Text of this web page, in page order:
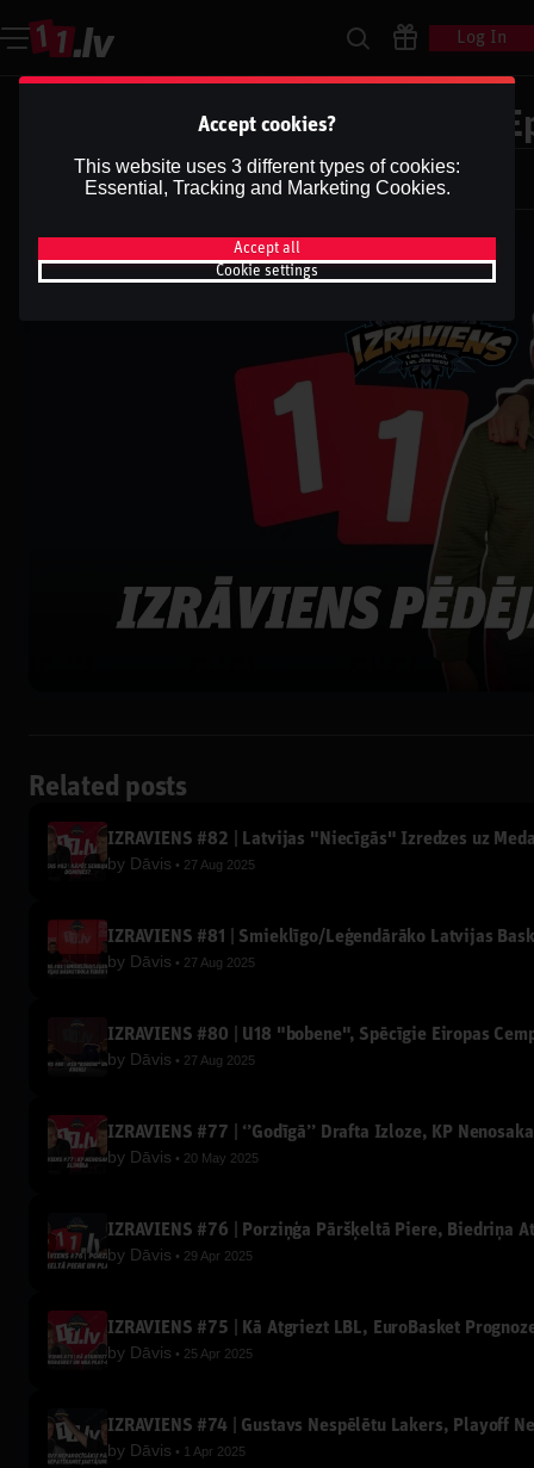
Log In
IZRĀVIENS #83 | Mūsu Pēdējā
Dāvis
7 Oct 2025
Updated 13 May 2026
Related posts
IZRĀVIENS #82 | Latvijas "Niecīgās" Izredzes uz
by Dāvis 27 Aug 2025
IZRĀVIENS #81 | Smieklīgo/Leģendārāko Latvijas
by Dāvis 27 Aug 2025
IZRĀVIENS #80 | U18 "bobene", Spēcīgie Eiropas
by Dāvis 27 Aug 2025
IZRĀVIENS #77 | ‘’Godīgā’’ Drafta Izloze, KP
by Dāvis 20 May 2025
IZRĀVIENS #76 | Porziņģa Pāršķeltā Piere, Biedriņa
by Dāvis 29 Apr 2025
IZRĀVIENS #75 | Kā Atgriezt LBL, EuroBasket
by Dāvis 25 Apr 2025
IZRĀVIENS #74 | Gustavs Nespēlētu Lakers, Playoff
by Dāvis 1 Apr 2025
Accept cookies?
This website uses 3 different types of cookies:
Essential, Tracking and Marketing Cookies.
Accept all
Cookie settings